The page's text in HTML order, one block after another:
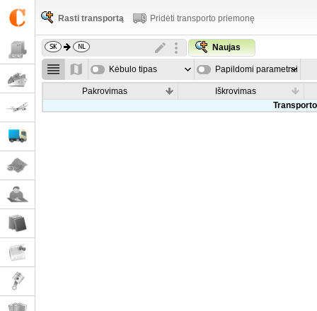
Rasti transportą Pridėti transporto priemonę
Naujas
Kėbulo tipas Papildomi parametrai
Pakrovimas
Iškrovimas